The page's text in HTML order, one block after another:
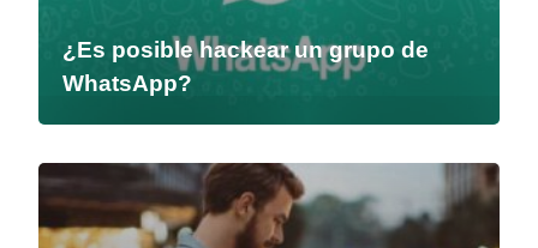
¿Es posible hackear un grupo de
WhatsApp?